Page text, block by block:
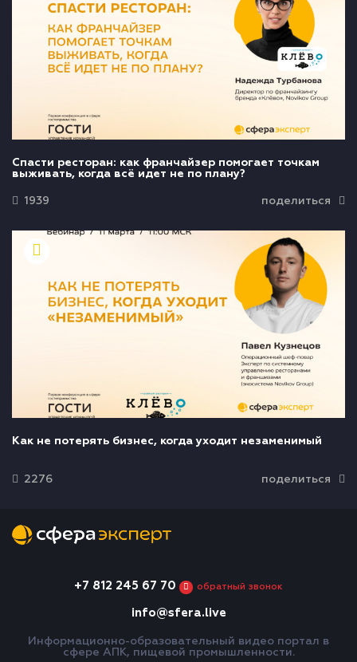
Спасти ресторан: как франчайзер помогает точкам
выживать, когда всё идет не по плану?
1939 поделиться
Как не потерять бизнес, когда уходит незаменимый
2276 поделиться
+7 812 245 67 70 обратный звонок
info@sfera.live
Информационно-образовательный видео портал в
сфере АПК, пищевой промышленности.